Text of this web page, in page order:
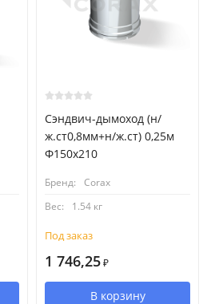
Сэндвич-дымоход (н/
ж.ст0,8мм+н/ж.ст) 0,25м
Ф150х210
Бренд:
Corax
Вес:
1.54 кг
Под заказ
1 746,25 ₽
В корзину